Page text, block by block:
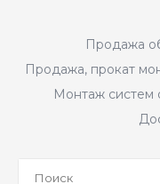
Продажа
Продажа, прокат
Монтаж систем